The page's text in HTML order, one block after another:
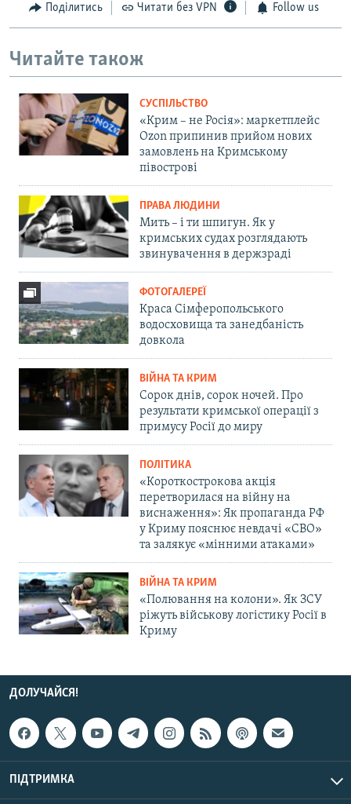
Поділитись Читати без VPN Follow us
Читайте також
СУСПІЛЬСТВО
«Крим – не Росія»: маркетплейс
Ozon припинив прийом нових
замовлень на Кримському
півострові
ПРАВА ЛЮДИНИ
Мить – і ти шпигун. Як у
кримських судах розглядають
звинувачення в держзраді
ФОТОГАЛЕРЕЇ
Краса Сімферопольського
водосховища та занедбаність
довкола
ВІЙНА ТА КРИМ
Сорок днів, сорок ночей. Про
результати кримської операції з
примусу Росії до миру
ПОЛІТИКА
«Короткострокова акція
перетворилася на війну на
виснаження»: Як пропаганда РФ
у Криму пояснює невдачі «СВО»
та залякує «мінними атаками»
ВІЙНА ТА КРИМ
«Полювання на колони». Як ЗСУ
ріжуть військову логістику Росії в
Криму
ДОЛУЧАЙСЯ!
ПІДТРИМКА